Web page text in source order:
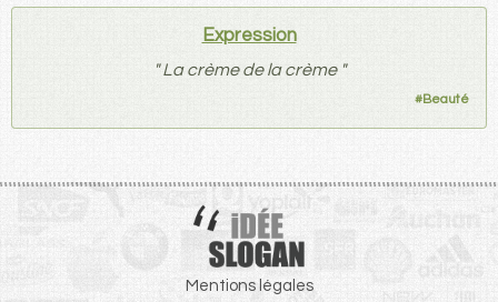
Expression
" La crème de la crème "
#Beauté
Mentions légales